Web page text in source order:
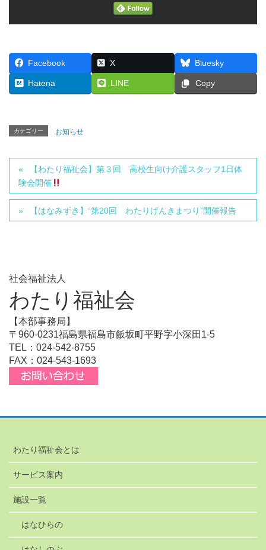
Facebook X Bluesky
Hatena LINE Copy
カテゴリー お知らせ
【わたり福祉会】第３回 高校生向け介護スタッフ1日体
験会開催
【はなみずき】“第20回 わたりげんきまつり”開催報告
社会福祉法人
わたり福祉会
【本部事務局】
〒960-0231福島県福島市飯坂町平野字小深田1-5
TEL：024-542-8755
FAX：024-543-1693
わたり福祉会とは
サービス案内
施設一覧
はなひらの